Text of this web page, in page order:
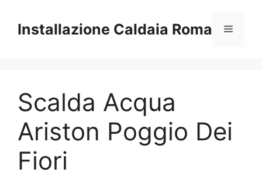
contenuto
Installazione Caldaia Roma Menu
Scalda Acqua
Ariston Poggio Dei
Fiori